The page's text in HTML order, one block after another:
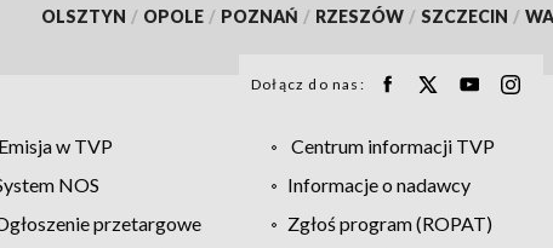
OLSZTYN / OPOLE / POZNAŃ / RZESZÓW / SZCZECIN /
Dołącz do nas:
Emisja w TVP Centrum informacji TVP
NOS Informacje o nadawcy
przetargowe Zgłoś program (ROPAT)